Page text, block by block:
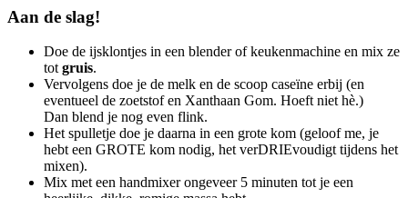
Aan de slag!
Doe de ijsklontjes in een blender of keukenmachine en mix ze
totgruis.
Vervolgens doe je de melk en de scoop caseïne erbij (en
eventueel de zoetstof en Xanthaan Gom. Hoeft niet hè.)
Dan blend je nog even flink.
Het spulletje doe je daarna in een grote kom (geloof me, je
hebt een GROTE kom nodig, het verDRIEvoudigt tijdens het
mixen).
Mix met een handmixer ongeveer 5 minuten tot je een